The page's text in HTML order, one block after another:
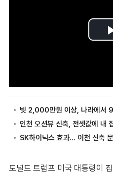
도널드 트럼프 미국 대통령이